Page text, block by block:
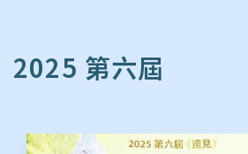
2025 第六屆